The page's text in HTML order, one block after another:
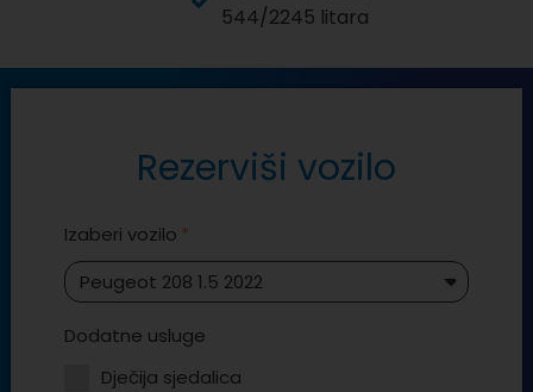
544/2245 litara
Rezerviši vozilo
Izaberi vozilo
Dodatne usluge
Dječija sjedalica